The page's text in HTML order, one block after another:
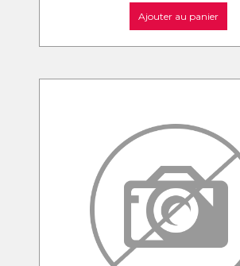
Ajouter au panier